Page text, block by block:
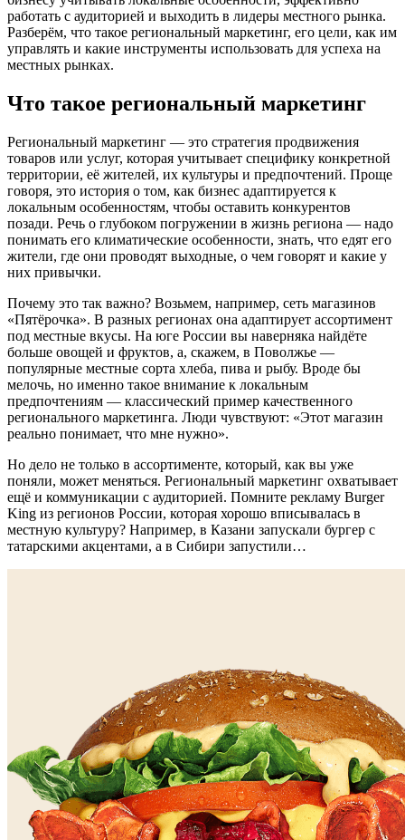
работать с аудиторией и выходить в лидеры местного рынка.
Разберём, что такое региональный маркетинг, его цели, как им
управлять и какие инструменты использовать для успеха на
местных рынках.
Что такое региональный маркетинг
Региональный маркетинг — это стратегия продвижения
товаров или услуг, которая учитывает специфику конкретной
территории, её жителей, их культуры и предпочтений. Проще
говоря, это история о том, как бизнес адаптируется к
локальным особенностям, чтобы оставить конкурентов
позади. Речь о глубоком погружении в жизнь региона — надо
понимать его климатические особенности, знать, что едят его
жители, где они проводят выходные, о чем говорят и какие у
них привычки.
Почему это так важно? Возьмем, например, сеть магазинов
«Пятёрочка». В разных регионах она адаптирует ассортимент
под местные вкусы. На юге России вы наверняка найдёте
больше овощей и фруктов, а, скажем, в Поволжье —
популярные местные сорта хлеба, пива и рыбу. Вроде бы
мелочь, но именно такое внимание к локальным
предпочтениям — классический пример качественного
регионального маркетинга. Люди чувствуют: «Этот магазин
реально понимает, что мне нужно».
Но дело не только в ассортименте, который, как вы уже
поняли, может меняться. Региональный маркетинг охватывает
ещё и коммуникации с аудиторией. Помните рекламу Burger
King из регионов России, которая хорошо вписывалась в
местную культуру? Например, в Казани запускали бургер с
татарскими акцентами, а в Сибири запустили…